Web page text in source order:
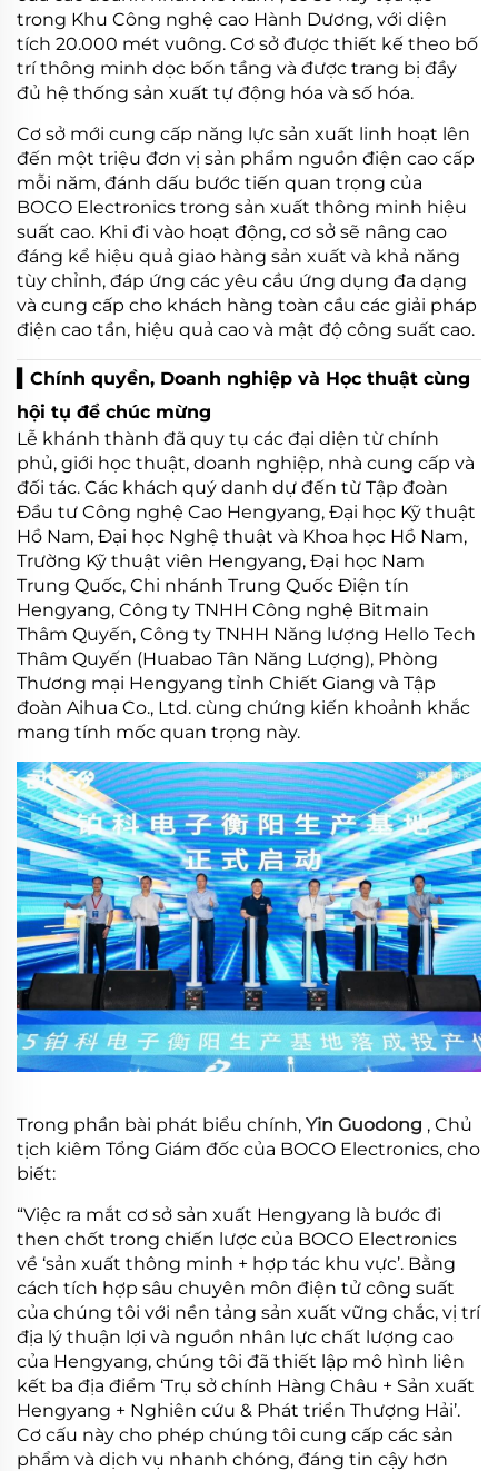
trong Khu Công nghệ cao Hành Dương, với diện
tích 20.000 mét vuông. Cơ sở được thiết kế theo bố
trí thông minh dọc bốn tầng và được trang bị đầy
đủ hệ thống sản xuất tự động hóa và số hóa.
Cơ sở mới cung cấp năng lực sản xuất linh hoạt lên
đến một triệu đơn vị sản phẩm nguồn điện cao cấp
mỗi năm, đánh dấu bước tiến quan trọng của
BOCO Electronics trong sản xuất thông minh hiệu
suất cao. Khi đi vào hoạt động, cơ sở sẽ nâng cao
đáng kể hiệu quả giao hàng sản xuất và khả năng
tùy chỉnh, đáp ứng các yêu cầu ứng dụng đa dạng
và cung cấp cho khách hàng toàn cầu các giải pháp
điện cao tần, hiệu quả cao và mật độ công suất cao.
▍Chính quyền, Doanh nghiệp và Học thuật cùng
hội tụ để chúc mừng
Lễ khánh thành đã quy tụ các đại diện từ chính
phủ, giới học thuật, doanh nghiệp, nhà cung cấp và
đối tác. Các khách quý danh dự đến từ Tập đoàn
Đầu tư Công nghệ Cao Hengyang, Đại học Kỹ thuật
Hồ Nam, Đại học Nghệ thuật và Khoa học Hồ Nam,
Trường Kỹ thuật viên Hengyang, Đại học Nam
Trung Quốc, Chi nhánh Trung Quốc Điện tín
Hengyang, Công ty TNHH Công nghệ Bitmain
Thâm Quyến, Công ty TNHH Năng lượng Hello Tech
Thâm Quyến (Huabao Tân Năng Lượng), Phòng
Thương mại Hengyang tỉnh Chiết Giang và Tập
đoàn Aihua Co., Ltd. cùng chứng kiến khoảnh khắc
mang tính mốc quan trọng này.
Trong phần bài phát biểu chính, Yin Guodong , Chủ
tịch kiêm Tổng Giám đốc của BOCO Electronics, cho
biết:
“Việc ra mắt cơ sở sản xuất Hengyang là bước đi
then chốt trong chiến lược của BOCO Electronics
về ‘sản xuất thông minh + hợp tác khu vực’. Bằng
cách tích hợp sâu chuyên môn điện tử công suất
của chúng tôi với nền tảng sản xuất vững chắc, vị trí
địa lý thuận lợi và nguồn nhân lực chất lượng cao
của Hengyang, chúng tôi đã thiết lập mô hình liên
kết ba địa điểm ‘Trụ sở chính Hàng Châu + Sản xuất
Hengyang + Nghiên cứu & Phát triển Thượng Hải’.
Cơ cấu này cho phép chúng tôi cung cấp các sản
phẩm và dịch vụ nhanh chóng, đáng tin cậy hơn